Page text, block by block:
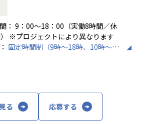
OK
く、安心して話せる関係性を構築。
に対応
ドバイザーが即対応し、迅速に調
2回実施
がれる場を用意。ナレッジ共有も活
チームに配属されるため、一人現場
先輩がフォローに入り、定例MTGやチ
／1年以内）
： 9：00～18：00（実働8時間／休
憩60分） ※プロジェクトにより異なります
固定時間制（9時～18時、10時～19
働の有無： 有（月平均20時間）
る 応募する